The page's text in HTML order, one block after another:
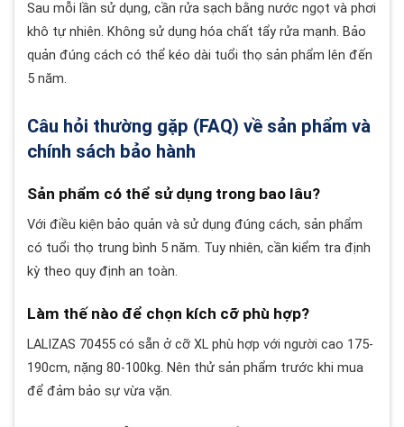
Sau mỗi lần sử dụng, cần rửa sạch bằng nước ngọt và phơi
khô tự nhiên. Không sử dụng hóa chất tẩy rửa mạnh. Bảo
quản đúng cách có thể kéo dài tuổi thọ sản phẩm lên đến
5 năm.
Câu hỏi thường gặp (FAQ) về sản phẩm và
chính sách bảo hành
Sản phẩm có thể sử dụng trong bao lâu?
Với điều kiện bảo quản và sử dụng đúng cách, sản phẩm
có tuổi thọ trung bình 5 năm. Tuy nhiên, cần kiểm tra định
kỳ theo quy định an toàn.
Làm thế nào để chọn kích cỡ phù hợp?
LALIZAS 70455 có sẵn ở cỡ XL phù hợp với người cao 175-
190cm, nặng 80-100kg. Nên thử sản phẩm trước khi mua
để đảm bảo sự vừa vặn.